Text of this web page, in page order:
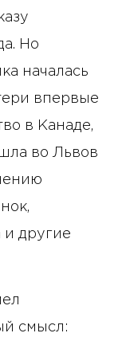
Но
началась
впервые
в Канаде,
во Львов
и другие
смысл: